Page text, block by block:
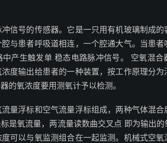
信号的传感器。它是一只用有机玻璃制成
与患者呼吸道相连，一个腔通大气。当患者
产生触发单 稳态电路脉冲信号。 空氧混
度输出给患者的一种装置，按工作原理分
的氧浓度要用测氧计予以检测。
量浮标和空气流量浮标组成，两种气体混
是氧流量，两流量读数曲交叉点 即为输出
可以与氧监测组合在一起监测。机械式空